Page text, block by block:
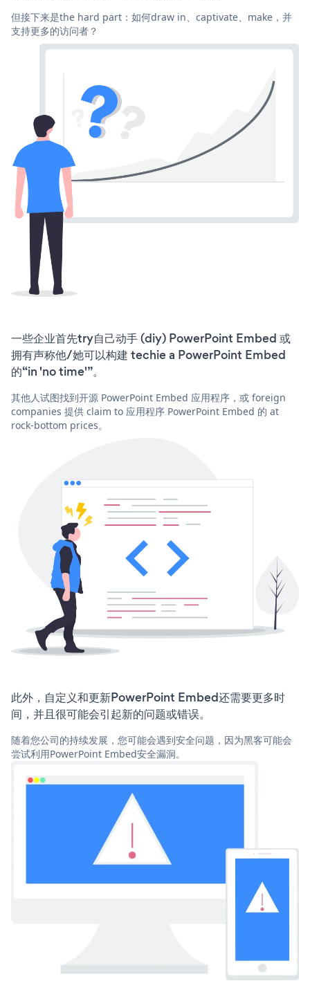
但接下来是the hard part：如何draw in、captivate、make，并
支持更多的访问者？
一些企业首先try自己动手 (diy) PowerPoint Embed 或
拥有声称他/她可以构建 techie a PowerPoint Embed
的“in 'no time'”。
其他人试图找到开源 PowerPoint Embed 应用程序，或 foreign
companies 提供 claim to 应用程序 PowerPoint Embed 的 at
rock-bottom prices。
此外，自定义和更新PowerPoint Embed还需要更多时
间，并且很可能会引起新的问题或错误。
随着您公司的持续发展，您可能会遇到安全问题，因为黑客可能会
尝试利用PowerPoint Embed安全漏洞。